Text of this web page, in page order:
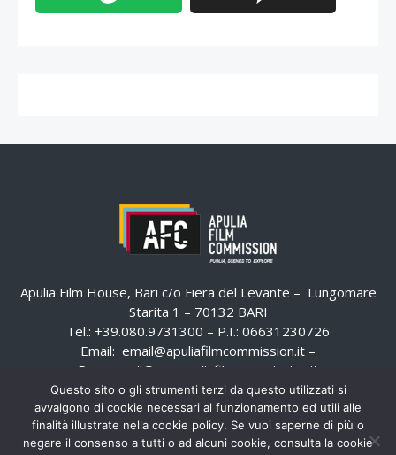
Apulia Film House, Bari c/o Fiera del Levante – Lungomare
Starita 1 – 70132 BARI
Tel.: +39.080.9731300 – P.I.: 06631230726
Email: email@apuliafilmcommission.it –
Pec:
email@pec.apuliafilmcommission.it
Questo sito o gli strumenti terzi da questo utilizzati si
avvalgono di cookie necessari al funzionamento ed utili alle
finalità illustrate nella cookie policy. Se vuoi saperne di più o
negare il consenso a tutti o ad alcuni cookie, consulta la cookie